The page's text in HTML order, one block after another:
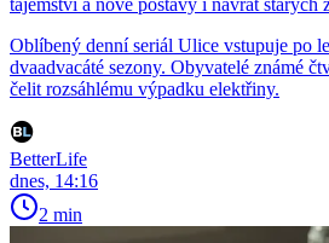
tajemství a nové postavy i návrat starých
Oblíbený denní seriál Ulice vstupuje po
dvaadvacáté sezony. Obyvatelé známé
čelit rozsáhlému výpadku elektřiny.
BetterLife
dnes, 14:16
2 min